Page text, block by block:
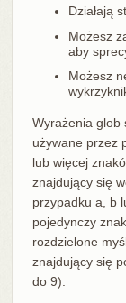
Działają
Możesz
aby
Możesz
Wyrażenia glob
używane przez
lub więcej
znajdujący się
przypadku a, b
pojedynczy
rozdzielone
znajdujący się
do 9).